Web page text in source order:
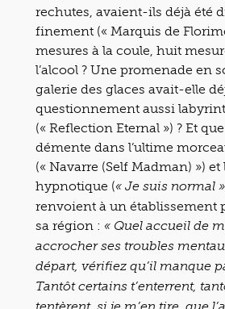
rechutes, avaient-ils déjà été
finement (« Marquis de
mesures à la coule, huit
l’alcool ? Une promenade en
galerie des glaces avait-elle
questionnement aussi
(« Reflection Eternal ») ? Et
démente dans l’ultime
(« Navarre (Self Madman) »)
hypnotique (« Je suis normal »
renvoient à un établissement
sa région : « Quel accueil de
accrocher ses troubles
départ, vérifiez qu’il manque
Tantôt certains t’enterrent,